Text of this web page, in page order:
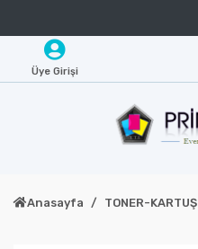
Üye Girişi
Anasayfa TONER-KARTUŞ